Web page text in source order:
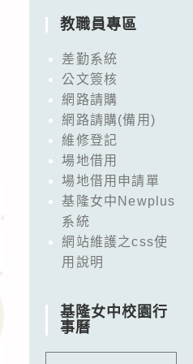
教職員專區
差勤系統
公文簽核
網路請購
網路請購(備用)
維修登記
場地借用
場地借用申請單
基隆女中Newplus
系統
網站維護之css使
用說明
基隆女中校園行
事曆